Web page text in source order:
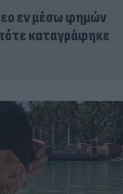
εν μέσω φημών
καταγράφηκε